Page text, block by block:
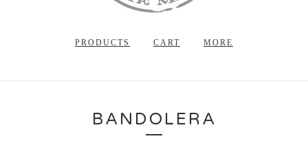
PRODUCTS CART MORE
BANDOLERA